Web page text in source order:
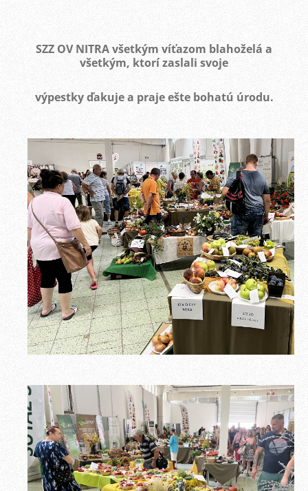
SZZ OV NITRA všetkým víťazom blahoželá a
všetkým, ktorí zaslali svoje
výpestky ďakuje a praje ešte bohatú úrodu.